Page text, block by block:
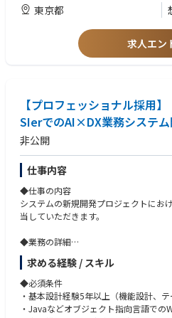
◆当ポジションの特徴
・大手企業案件に携われます。
・現職給与考慮
・手を動かすことが好きな方おすすめで
・自社開発サービスに携われる機会も
【取引先事例】
・ANAケータリングサービス
・NTTドコモ
・がまかつ 等
◆企業・求人の特色
・1986年創立の歴史とともに急成長を
ェアを獲得
・東南アジア、アメリカに子会社がある
・チャレンジ精神で幅広いサービスと
◆歓迎条件
・業務システムの要件定義経験
・React、Angularなどを利用したフロ
・物流・在庫管理、販売管理、購買管
【求める人物像】
・社内外関係者との対人コミュニケー
・新たな技術や知識の取得に対して前
東京都
求人エン
【プロフェッショナル採用
SIerでのAI×DX業務システム
非公開
仕事内容
◆仕事の内容
システムの新規開発プロジェクトにお
当していただきます。
◆業務の詳細
・マネジメントオンリーではなく、メ
拠点メンバー）と一緒に要件定義～納
・大手企業から中堅企業まで幅広い顧
きます。
・自社クラウドサービスの企画、設計
求める経験 / スキル
◆必須条件
・基本設計経験5年以上（機能設計、テ
・Javaなどオブジェクト指向言語での